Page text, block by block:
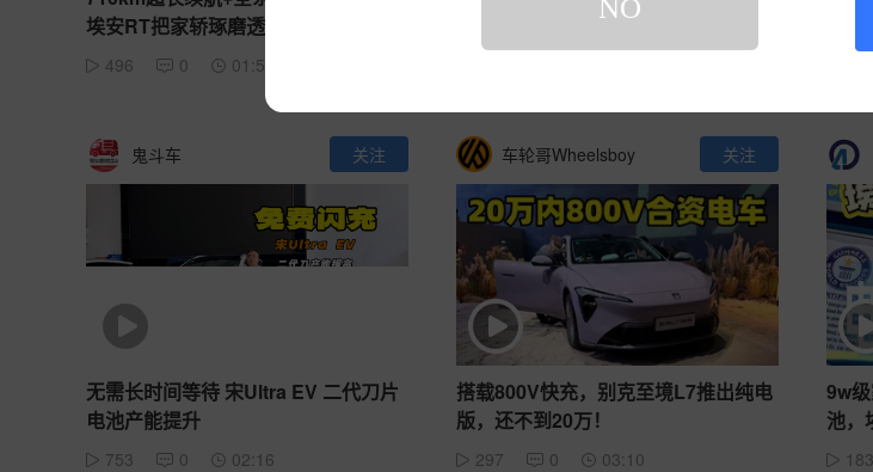
NO
埃安RT把家轿琢磨透了？
496 0 01:58
至境L7纯电 #两个人的满配座驾
鬼斗车 关注
无需长时间等待 宋Ultra EV 二代刀片
电池产能提升
753 0 02:16
车轮哥Wheelsboy 关注
搭载800V快充，别克至境L7推出纯电
版，还不到20万！
297 0 03:10
9w
池，
安RT
183